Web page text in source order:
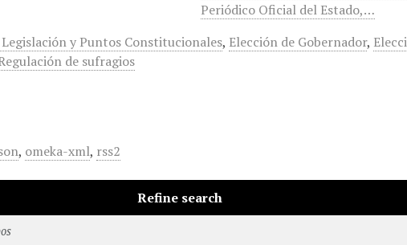
Periódico Oficial del Estado,…
y Puntos Constitucionales, Elección de Gobernador,
de sufragios
, omeka-xml, rss2
Refine search